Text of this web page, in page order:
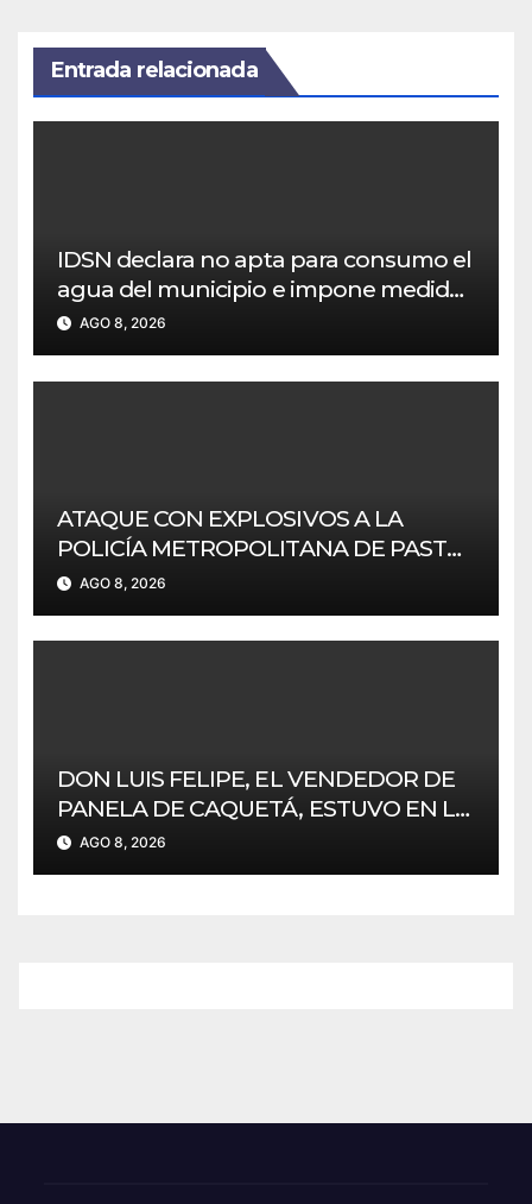
Entrada relacionada
IDSN declara no apta para consumo el
agua del municipio e impone medidas
a Empoobando
AGO 8, 2026
ATAQUE CON EXPLOSIVOS A LA
POLICÍA METROPOLITANA DE PASTO
SIN AFECTACIONES.
AGO 8, 2026
DON LUIS FELIPE, EL VENDEDOR DE
PANELA DE CAQUETÁ, ESTUVO EN LA
CEREMONIA DE POSESIÓN DE
AGO 8, 2026